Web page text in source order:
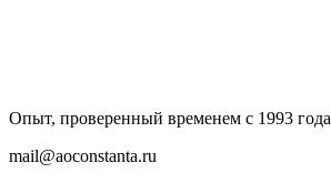
Опыт, проверенный временем с 1993 года
mail@aoconstanta.ru